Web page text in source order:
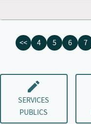
<< 4 5 6 7
SERVICES
PUBLICS